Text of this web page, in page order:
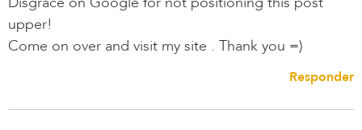
upper!
Come on over and visit my site . Thank you =)
Responder